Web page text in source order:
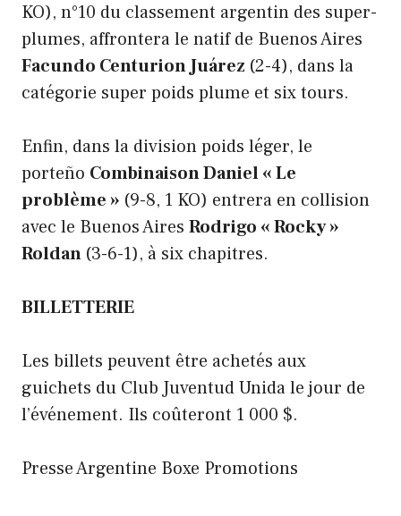
KO), n°10 du classement argentin des super-
plumes, affrontera le natif de Buenos Aires
Facundo Centurion Juárez (2-4), dans la
catégorie super poids plume et six tours.
Enfin, dans la division poids léger, le
porteño Combinaison Daniel « Le
problème » (9-8, 1 KO) entrera en collision
avec le Buenos Aires Rodrigo « Rocky »
Roldan (3-6-1), à six chapitres.
BILLETTERIE
Les billets peuvent être achetés aux
guichets du Club Juventud Unida le jour de
l’événement. Ils coûteront 1 000 $.
Presse Argentine Boxe Promotions